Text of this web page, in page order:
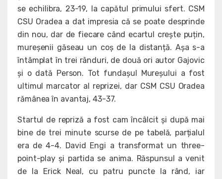
se echilibra, 23-19, la capătul primului sfert. CSM
CSU Oradea a dat impresia că se poate desprinde
din nou, dar de fiecare când ecartul crește puțin,
mureșenii găseau un coș de la distanță. Așa s-a
întâmplat în trei rânduri, de două ori autor Gajovic
și o dată Person. Tot fundașul Mureșului a fost
ultimul marcator al reprizei, dar CSM CSU Oradea
rămânea în avantaj, 43-37.
Startul de repriză a fost cam încâlcit și după mai
bine de trei minute scurse de pe tabelă, parțialul
era de 4-4. David Engi a transformat un three-
point-play și partida se anima. Răspunsul a venit
de la Erick Neal, cu patru puncte la rând, iar